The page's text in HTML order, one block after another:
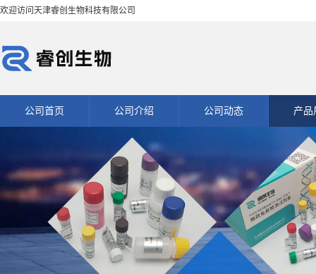
欢迎访问天津睿创生物科技有限公司
公司首页 公司介绍 公司动态 产品